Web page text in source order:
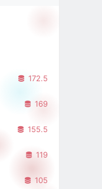
172.5
169
155.5
119
105